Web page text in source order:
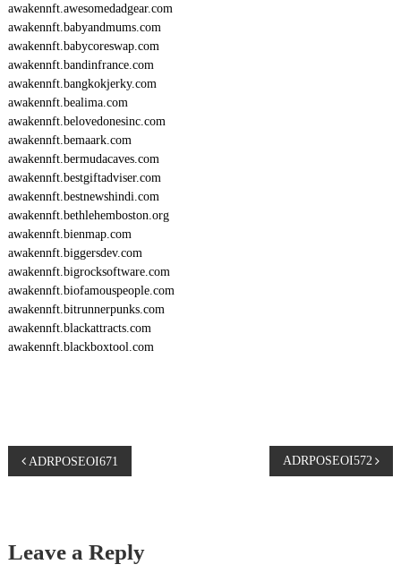
awakennft.awesomedadgear.com
awakennft.babyandmums.com
awakennft.babycoreswap.com
awakennft.bandinfrance.com
awakennft.bangkokjerky.com
awakennft.bealima.com
awakennft.belovedonesinc.com
awakennft.bemaark.com
awakennft.bermudacaves.com
awakennft.bestgiftadviser.com
awakennft.bestnewshindi.com
awakennft.bethlehemboston.org
awakennft.bienmap.com
awakennft.biggersdev.com
awakennft.bigrocksoftware.com
awakennft.biofamouspeople.com
awakennft.bitrunnerpunks.com
awakennft.blackattracts.com
awakennft.blackboxtool.com
P
s
ADRPOSEOI671 ADRPOSEOI572
Leave a Reply